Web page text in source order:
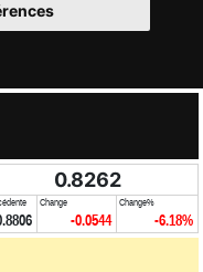
0.8262
Change
-0.0544
Change%
-6.18%